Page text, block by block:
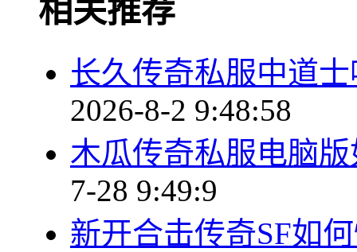
相关推荐
长久传奇私服中道
2026-8-2 9:48:58
木瓜传奇私服电脑
7-28 9:49:9
新开合击传奇SF如